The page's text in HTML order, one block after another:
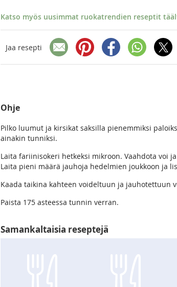
Katso myös uusimmat ruokatrendien reseptit
Jaa resepti
Ohje
Pilko luumut ja kirsikat saksilla pienemmiksi
ainakin tunniksi.
Laita fariinisokeri hetkeksi mikroon. Vaahdota voi
Laita pieni määrä jauhoja hedelmien joukkoon ja
Kaada taikina kahteen voideltuun ja jauhotettuun
Paista 175 asteessa tunnin verran.
Samankaltaisia reseptejä